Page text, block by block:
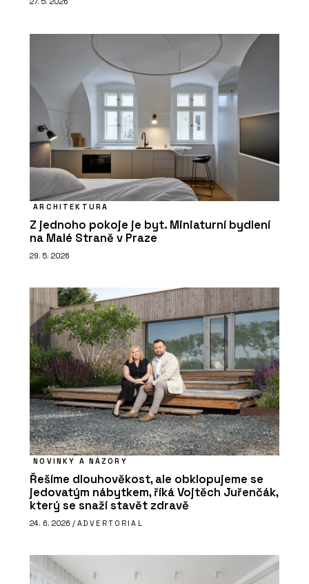
ARCHITEKTURA
Z jednoho pokoje je byt. Miniaturní bydlení
na Malé Straně v Praze
29. 5. 2026
NOVINKY A NÁZORY
Řešíme dlouhověkost, ale obklopujeme se
jedovatým nábytkem, říká Vojtěch Juřenčák,
který se snaží stavět zdravě
24. 6. 2026 / ADVERTORIAL